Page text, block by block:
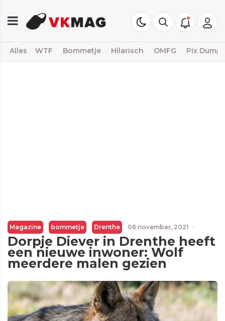
Alles WTF Bommetje Hilarisch OMFG Pix Dump
Magazine bommetje Drenthe 06 november, 2021 ·
Dorpje Diever in Drenthe heeft
een nieuwe inwoner: Wolf
meerdere malen gezien